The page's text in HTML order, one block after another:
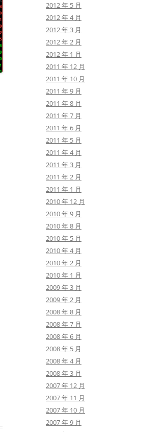
2012 年 5 月
2012 年 4 月
2012 年 3 月
2012 年 2 月
2012 年 1 月
2011 年 12 月
2011 年 10 月
2011 年 9 月
2011 年 8 月
2011 年 7 月
2011 年 6 月
2011 年 5 月
2011 年 4 月
2011 年 3 月
2011 年 2 月
2011 年 1 月
2010 年 12 月
2010 年 9 月
2010 年 8 月
2010 年 5 月
2010 年 4 月
2010 年 2 月
2010 年 1 月
2009 年 3 月
2009 年 2 月
2008 年 8 月
2008 年 7 月
2008 年 6 月
2008 年 5 月
2008 年 4 月
2008 年 3 月
2007 年 12 月
2007 年 11 月
2007 年 10 月
2007 年 9 月